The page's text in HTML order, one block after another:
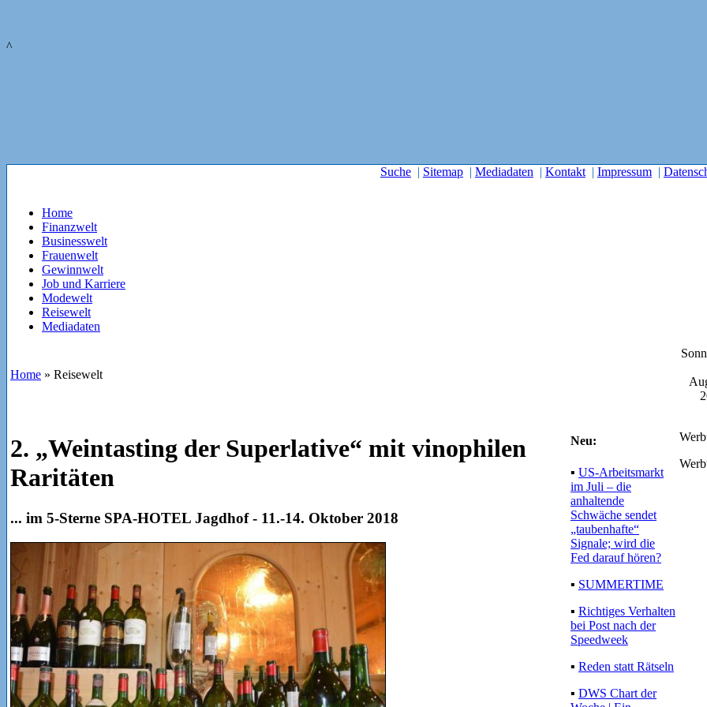
^
Suche | Sitemap | Mediadaten | Kontakt | Impressum |
Home
Finanzwelt
Businesswelt
Frauenwelt
Gewinnwelt
Job und Karriere
Modewelt
Reisewelt
Mediadaten
Home » Reisewelt
2. „Weintasting der Superlative“ mit vinophilen
Raritäten
... im 5-Sterne SPA-HOTEL Jagdhof - 11.-14. Oktober 2018
Neu:
▪ US-Arbeitsmarkt
im Juli – die
anhaltende
Schwäche sendet
„taubenhafte“
Signale; wird die
Fed darauf hören?
▪ SUMMERTIME
▪ Richtiges Verhalten
bei Post nach der
Speedweek
▪ Reden statt Rätseln
▪ DWS Chart der